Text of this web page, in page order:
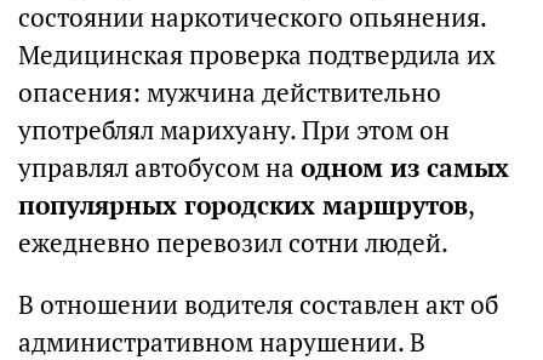
состоянии наркотического опьянения.
Медицинская проверка подтвердила их
опасения: мужчина действительно
употреблял марихуану. При этом он
управлял автобусом на одном из самых
популярных городских маршрутов,
ежедневно перевозил сотни людей.
В отношении водителя составлен акт об
административном нарушении. В